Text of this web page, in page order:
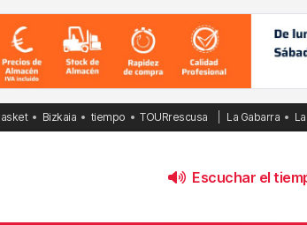
Bizkaia tiempo TOURrescusa La Gabarra
Escuchar el